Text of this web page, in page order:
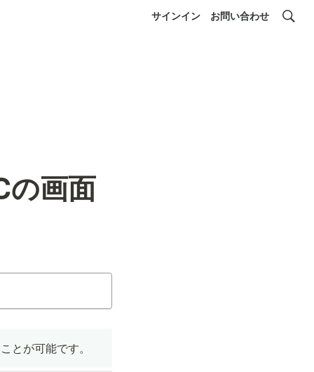
サインイン お問い合わせ
の画面
とが可能です。